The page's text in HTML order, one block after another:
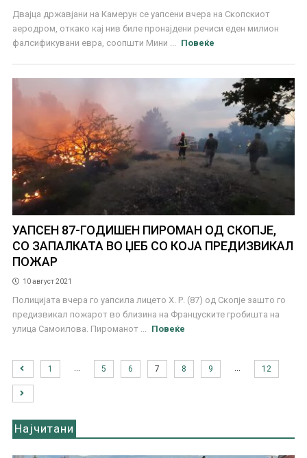
Двајца државјани на Камерун се уапсени вчера на Скопскиот
аеродром, откако кај нив биле пронајдени речиси еден милион
фалсификувани евра, соопшти Мини ...
Повеќе
УАПСЕН 87-ГОДИШЕН ПИРОМАН ОД СКОПЈЕ,
СО ЗАПАЛКАТА ВО ЏЕБ СО КОЈА ПРЕДИЗВИКАЛ
ПОЖАР
10 август 2021
Полицијата вчера го уапсила лицето Х. Р. (87) од Скопје зашто го
предизвикал пожарот во близина на Француските гробишта на
улица Самоилова. Пироманот ...
Повеќе
1 5 6 7 8 9 12
Најчитани